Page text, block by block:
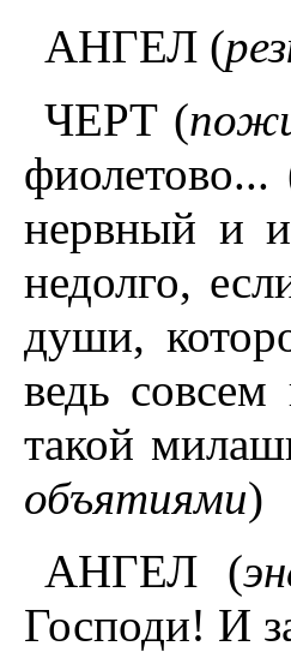
АНГЕЛ (
ЧЕРТ (
фиолетово...
нервный и
недолго,
души,
ведь
такой
объятиями)
АНГЕЛ (
Господи! И